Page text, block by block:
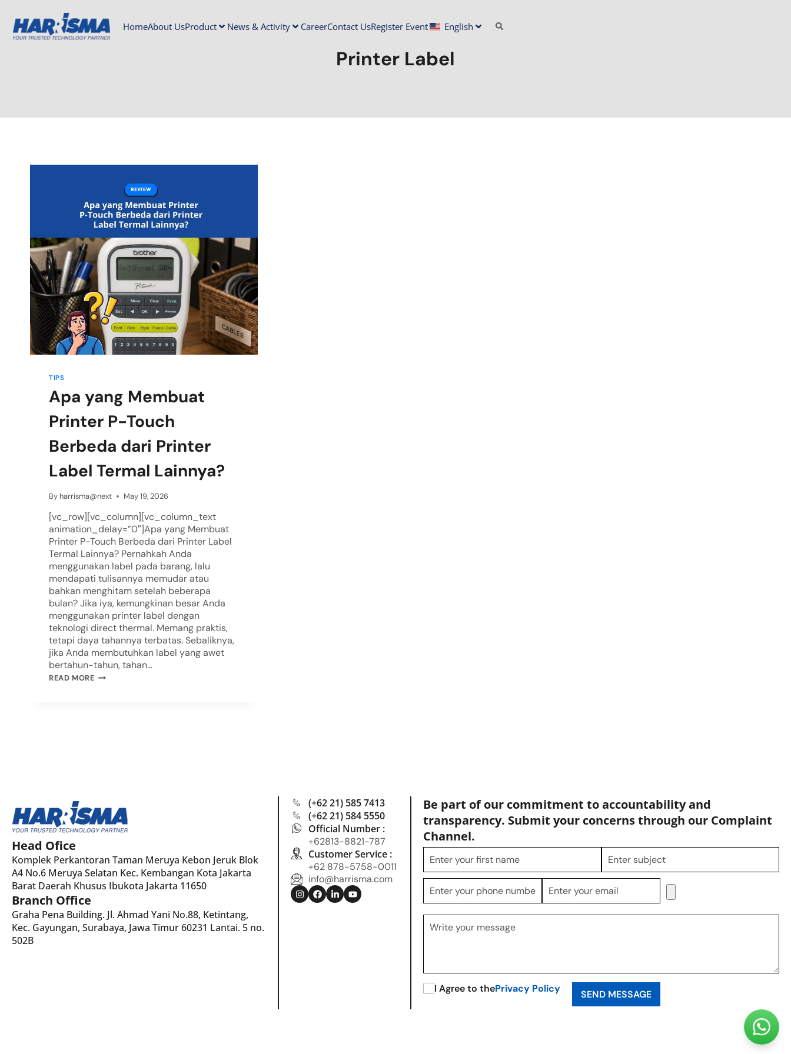
HomeAbout UsProduct News & Activity CareerContact UsRegister Event English
Printer Label
TIPS
Apa yang Membuat
Printer P-Touch
Berbeda dari Printer
Label Termal Lainnya?
By harrisma@next May 19, 2026
[vc_row][vc_column][vc_column_text
animation_delay=”0″]Apa yang Membuat
Printer P-Touch Berbeda dari Printer Label
Termal Lainnya? Pernahkah Anda
menggunakan label pada barang, lalu
mendapati tulisannya memudar atau
bahkan menghitam setelah beberapa
bulan? Jika iya, kemungkinan besar Anda
menggunakan printer label dengan
teknologi direct thermal. Memang praktis,
tetapi daya tahannya terbatas. Sebaliknya,
jika Anda membutuhkan label yang awet
bertahun-tahun, tahan…
READ MORE
Head Ofice
Komplek Perkantoran Taman Meruya Kebon Jeruk Blok
A4 No.6 Meruya Selatan Kec. Kembangan Kota Jakarta
Barat Daerah Khusus Ibukota Jakarta 11650
Branch Office
Graha Pena Building. Jl. Ahmad Yani No.88, Ketintang,
Kec. Gayungan, Surabaya, Jawa Timur 60231 Lantai. 5 no.
502B
(+62 21) 585 7413
(+62 21) 584 5550
Official Number :
+62813-8821-787
Customer Service :
+62 878-5758-0011
info@harrisma.com
Be part of our commitment to accountability and
transparency. Submit your concerns through our Complaint
Channel.
I Agree to thePrivacy Policy SEND MESSAGE